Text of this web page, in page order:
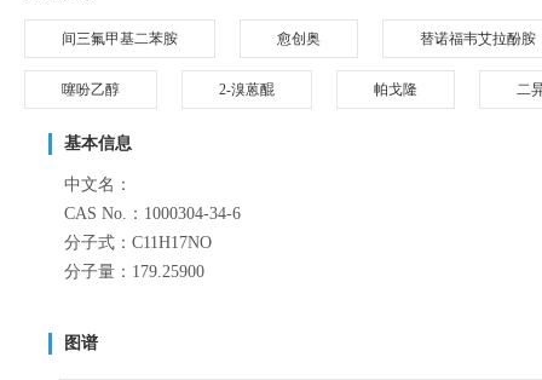
间三氟甲基二苯胺 愈创奥 替诺福韦艾拉酚胺
噻吩乙醇 2-溴蒽醌 帕戈隆 二
基本信息
中文名：
CAS No.：1000304-34-6
分子式：C11H17NO
分子量：179.25900
图谱